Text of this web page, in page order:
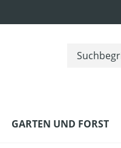
GARTEN UND FORST